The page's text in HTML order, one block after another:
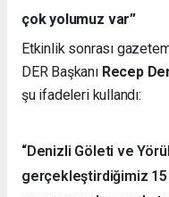
çok yolumuz var”
Etkinlik sonrası
DER Başkanı Recep
şu ifadeleri kullandı:
“Denizli Göleti ve
gerçekleştirdiğimiz 15